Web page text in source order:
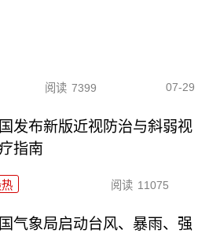
阅读 7399 07-29
发布新版近视防治与斜弱视
指南
阅读 11075
气象局启动台风、暴雨、强